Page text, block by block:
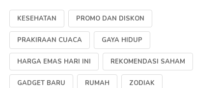
KESEHATAN PROMO DAN DISKON
PRAKIRAAN CUACA GAYA HIDUP
HARGA EMAS HARI INI REKOMENDASI SAHAM
GADGET BARU RUMAH ZODIAK